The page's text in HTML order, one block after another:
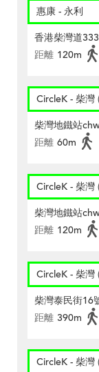
惠康 - 永利
香港柴灣道
距離 120m
CircleK - 柴灣
柴灣地鐵站
距離 60m
CircleK - 柴灣
柴灣地鐵站
距離 120m
CircleK - 柴灣
柴灣泰民街16
距離 390m
CircleK - 柴灣